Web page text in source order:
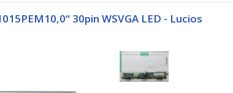
30pin WSVGA LED - Lucios